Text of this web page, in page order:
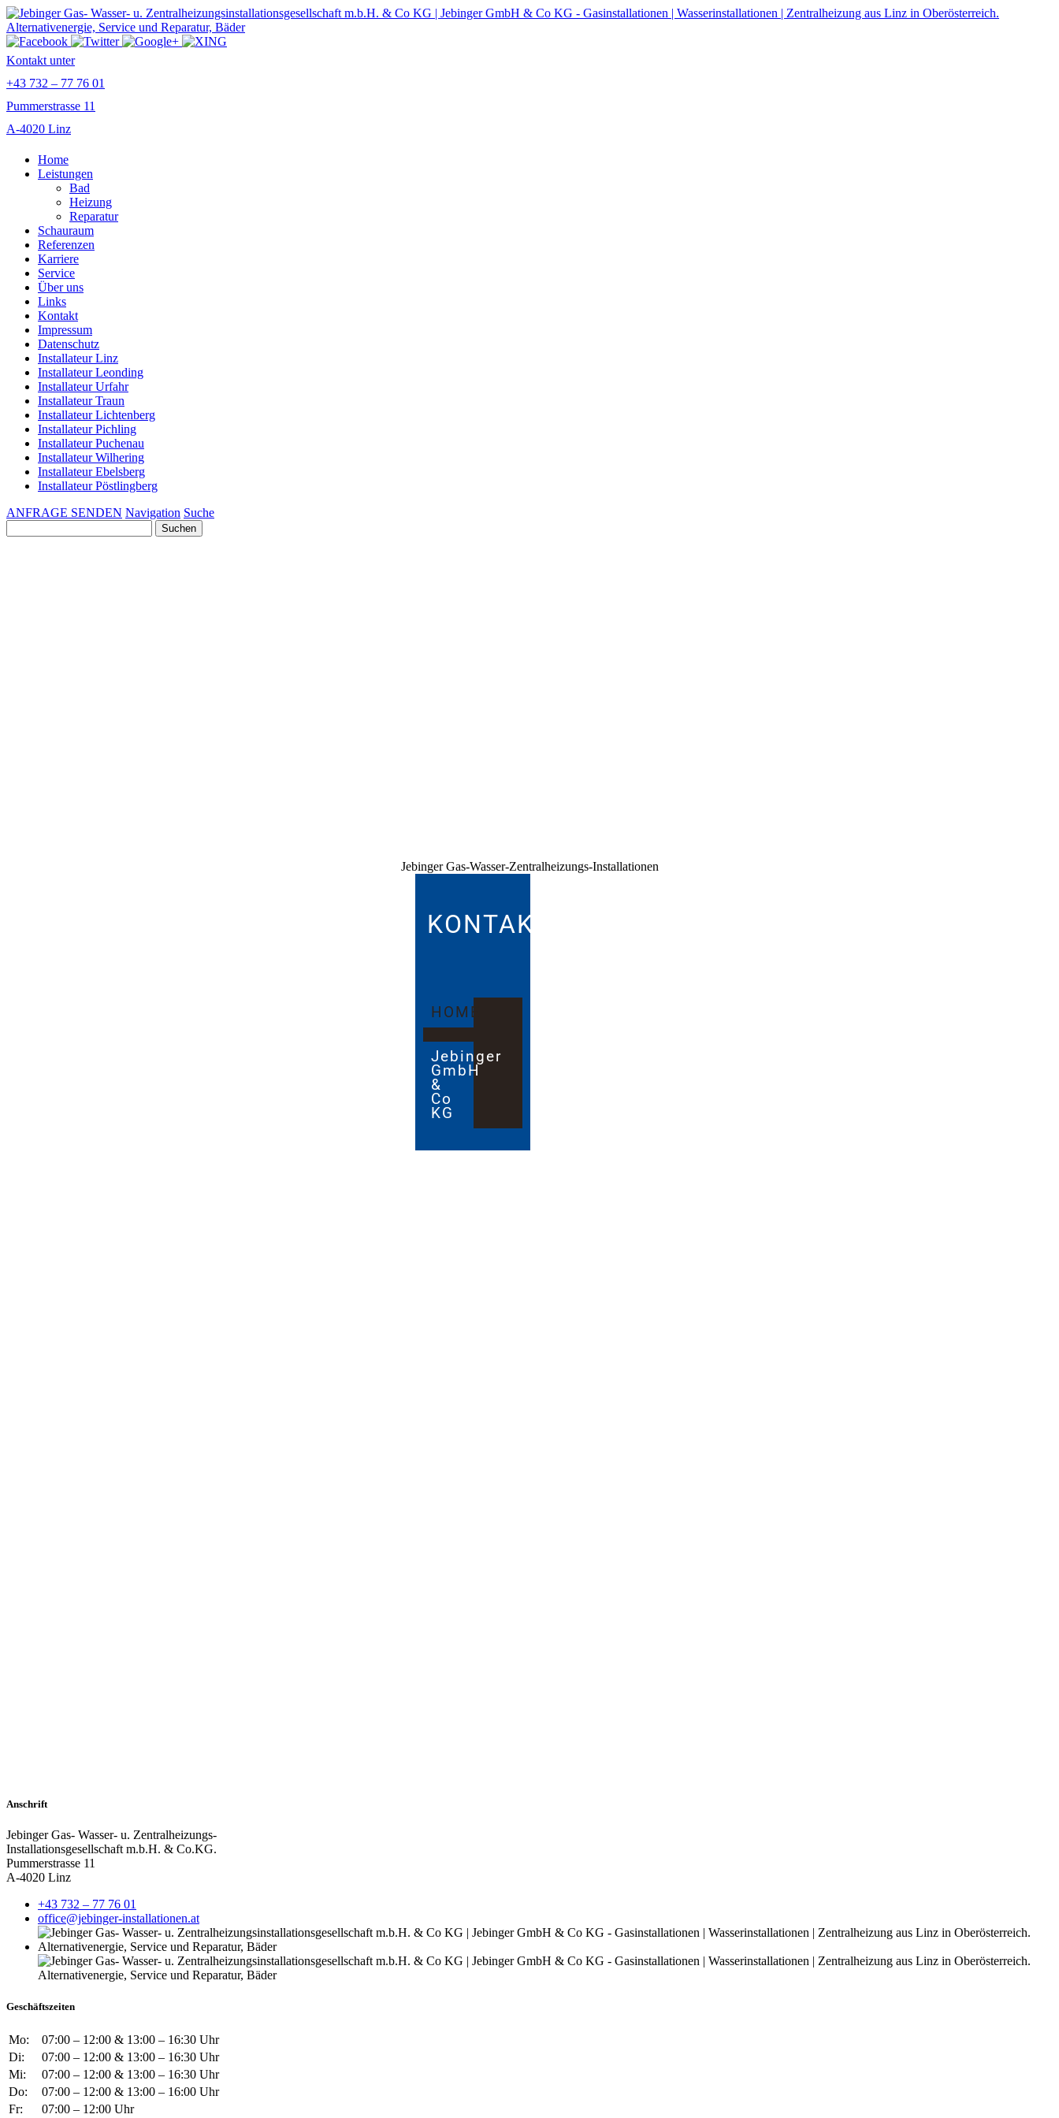
Kontakt unter
+43 732 – 77 76 01
Pummerstrasse 11
A-4020 Linz
Home
Leistungen
Bad
Heizung
Reparatur
Schauraum
Referenzen
Karriere
Service
Über uns
Links
Kontakt
Impressum
Datenschutz
Installateur Linz
Installateur Leonding
Installateur Urfahr
Installateur Traun
Installateur Lichtenberg
Installateur Pichling
Installateur Puchenau
Installateur Wilhering
Installateur Ebelsberg
Installateur Pöstlingberg
ANFRAGE SENDEN Navigation Suche
nach:
Jebinger Gas-Wasser-Zentralheizungs-Installationen
KONTAKT
HOME
Jebinger
GmbH
&
Co
KG
Anschrift
Jebinger Gas- Wasser- u. Zentralheizungs-
Installationsgesellschaft m.b.H. & Co.KG.
Pummerstrasse 11
A-4020 Linz
+43 732 – 77 76 01
office@jebinger-installationen.at
Geschäftszeiten
Mo:
07:00 – 12:00 & 13:00 – 16:30 Uhr
Di:
07:00 – 12:00 & 13:00 – 16:30 Uhr
Mi:
07:00 – 12:00 & 13:00 – 16:30 Uhr
Do:
07:00 – 12:00 & 13:00 – 16:00 Uhr
Fr:
07:00 – 12:00 Uhr